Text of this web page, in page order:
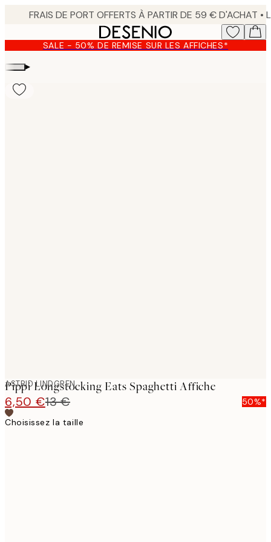
content.SALE - 50% DE REMISE SUR LES AFFICHES*
▸
ASTRID LINDGREN
Pippi Longstocking Eats Spaghetti Affiche
6,50 €13 €
50%*
Choisissez la taille